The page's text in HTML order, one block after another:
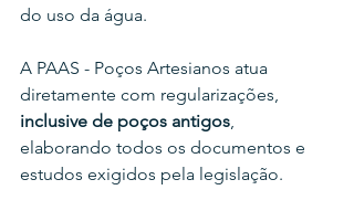
do uso da água.
A PAAS - Poços Artesianos atua
diretamente com regularizações,
inclusive de poços antigos,
elaborando todos os documentos e
estudos exigidos pela legislação.